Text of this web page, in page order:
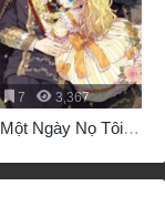
7 3,367
Một Ngày Nọ Tôi